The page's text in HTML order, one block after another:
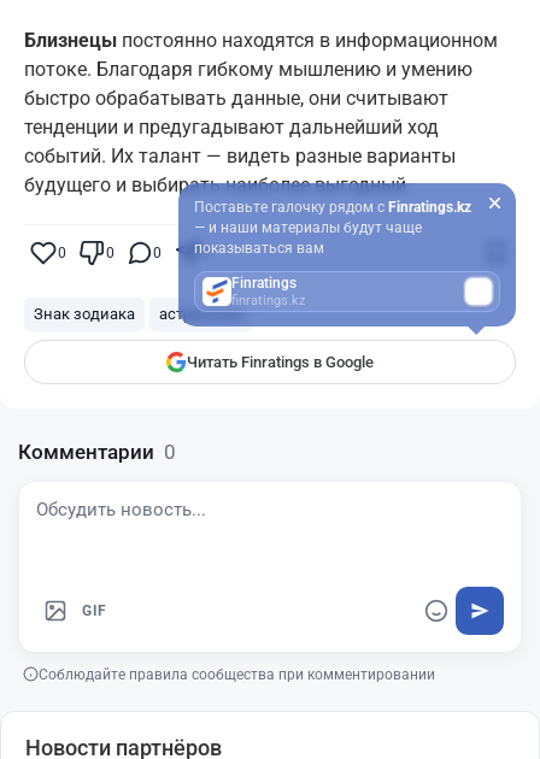
Близнецы постоянно находятся в информационном
потоке. Благодаря гибкому мышлению и умению
быстро обрабатывать данные, они считывают
тенденции и предугадывают дальнейший ход
событий. Их талант — видеть разные варианты
будущего и выбирать наиболее выгодный.
0 0 0 0
Знак зодиака астрология
Читать Finratings в Google
Поставьте галочку рядом с Finratings.kz
— и наши материалы будут чаще
показываться вам
Finratings
finratings.kz
Комментарии 0
GIF
Соблюдайте правила сообщества при комментировании